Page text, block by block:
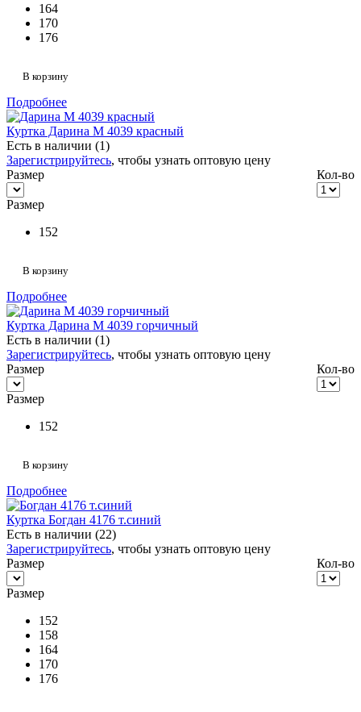
164
170
176
В корзину
Подробнее
Куртка Дарина М 4039 красный
Есть в наличии (1)
Зарегистрируйтесь, чтобы узнать оптовую цену
Размер
Кол-во
Размер
152
В корзину
Подробнее
Куртка Дарина М 4039 горчичный
Есть в наличии (1)
Зарегистрируйтесь, чтобы узнать оптовую цену
Размер
Кол-во
Размер
152
В корзину
Подробнее
Куртка Богдан 4176 т.синий
Есть в наличии (22)
Зарегистрируйтесь, чтобы узнать оптовую цену
Размер
Кол-во
Размер
152
158
164
170
176